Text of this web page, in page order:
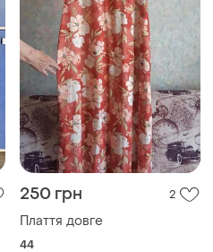
250 грн 2
Плаття довге
44